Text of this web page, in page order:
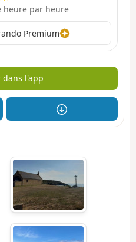
heure par heure
Premium
dans l'app